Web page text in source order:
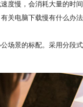
度慢，会消耗大量的时
关电脑下载慢有什么办
场景的标配。采用分段